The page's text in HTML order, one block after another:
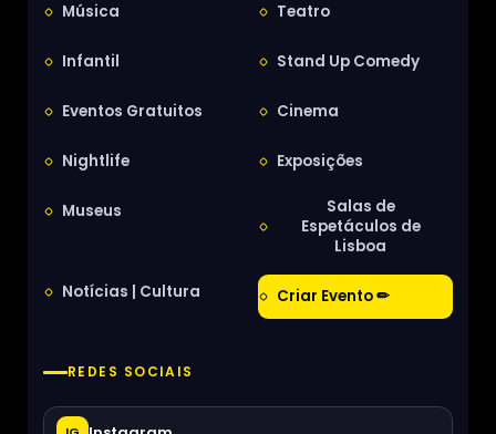
Música Teatro
Infantil Stand Up Comedy
Eventos Gratuitos Cinema
Nightlife Exposições
Museus
Salas de
Espetáculos de
Lisboa
Notícias | Cultura Criar Evento ✏
REDES SOCIAIS